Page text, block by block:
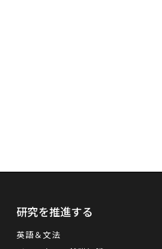
研究を推進する
英語＆文法